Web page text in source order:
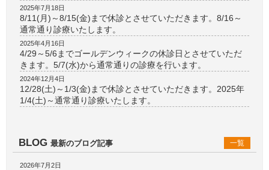
2025年7月18日
8/11(月)～8/15(金)まで休診とさせていただきます。8/16～
通常通り診療いたします。
2025年4月16日
4/29～5/6までゴールデンウィークの休診日とさせていただ
きます。5/7(水)から通常通りの診療を行います。
2024年12月4日
12/28(土)～1/3(金)まで休診とさせていただきます。2025年
1/4(土)～通常通り診療いたします。
BLOG 最新のブログ記事 一覧
2026年7月2日